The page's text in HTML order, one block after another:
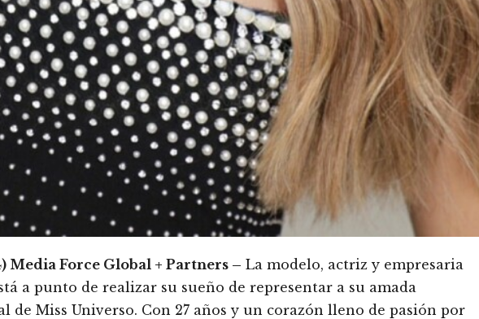
Media Force Global + Partners – La modelo, actriz y empresaria
a punto de realizar su sueño de representar a su amada
de Miss Universo. Con 27 años y un corazón lleno de pasión por